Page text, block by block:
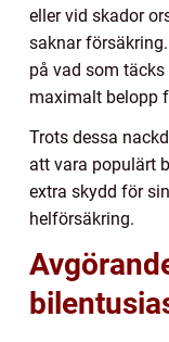
eller vid skador
saknar
på vad som
maximalt belopp
Trots dessa
att vara populärt
extra skydd för
helförsäkring.